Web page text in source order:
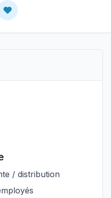
/ distribution